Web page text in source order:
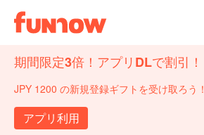
期間限定3倍！アプリDLで割引！
JPY 1200 の新規登録ギフトを受け取ろう！
アプリ利用